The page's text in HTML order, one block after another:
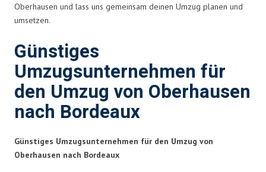
Oberhausen und lass uns gemeinsam deinen Umzug planen und
umsetzen.
Günstiges
Umzugsunternehmen für
den Umzug von Oberhausen
nach Bordeaux
Günstiges Umzugsunternehmen für den Umzug von
Oberhausen nach Bordeaux